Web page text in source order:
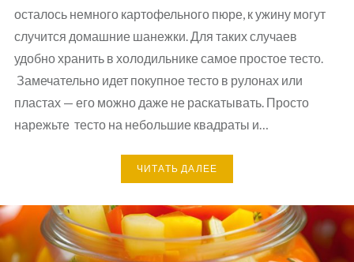
осталось немного картофельного пюре, к ужину могут
случится домашние шанежки. Для таких случаев
удобно хранить в холодильнике самое простое тесто.
Замечательно идет покупное тесто в рулонах или
пластах — его можно даже не раскатывать. Просто
нарежьте тесто на небольшие квадраты и…
ЧИТАТЬ ДАЛЕЕ